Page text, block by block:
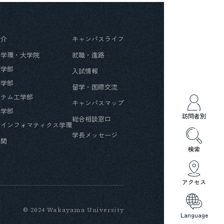
訪問者別
検索
アクセス
Language
環・大学院
部
部
ム工学部
部
ンフォマティクス学環
キャンパスライフ
就職・進路
入試情報
留学・国際交流
キャンパスマップ
総合相談窓口
学長メッセージ
© 2024 Wakayama University